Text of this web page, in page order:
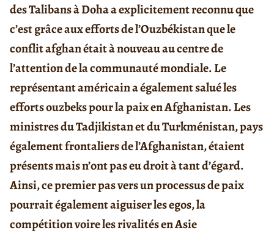
des Talibans à Doha a explicitement reconnu que
c’est grâce aux efforts de l’Ouzbékistan que le
conflit afghan était à nouveau au centre de
l’attention de la communauté mondiale. Le
représentant américain a également salué les
efforts ouzbeks pour la paix en Afghanistan. Les
ministres du Tadjikistan et du Turkménistan, pays
également frontaliers de l’Afghanistan, étaient
présents mais n’ont pas eu droit à tant d’égard.
Ainsi, ce premier pas vers un processus de paix
pourrait également aiguiser les egos, la
compétition voire les rivalités en Asie